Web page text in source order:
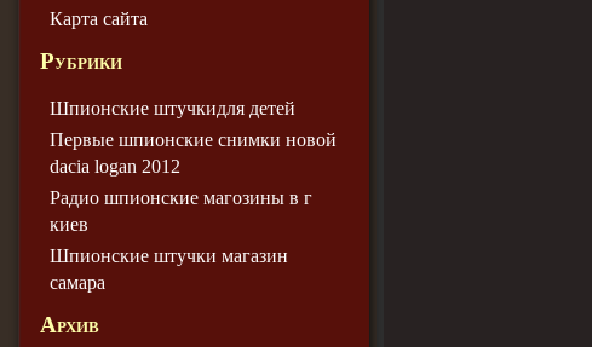
Карта сайта
Рубрики
Шпионские штучкидля детей
Первые шпионские снимки новой
dacia logan 2012
Радио шпионские магозины в г
киев
Шпионские штучки магазин
самара
Архив